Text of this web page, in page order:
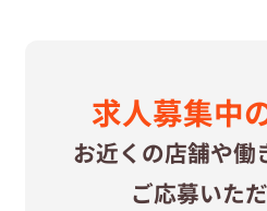
求⼈募集中
お近くの店舗や働
ご応募いただ